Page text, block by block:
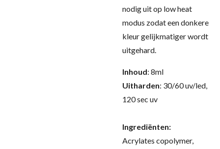
nodig uit op low heat
modus zodat een donkere
kleur gelijkmatiger wordt
uitgehard.
Inhoud: 8ml
Uitharden: 30/60 uv/led,
120 sec uv
Ingrediënten:
Acrylates copolymer,